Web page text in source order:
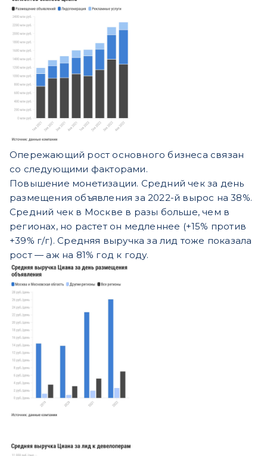
Опережающий рост основного бизнеса связан
со следующими факторами.
Повышение монетизации. Средний чек за день
размещения объявления за 2022-й вырос на 38%.
Средний чек в Москве в разы больше, чем в
регионах, но растет он медленнее (+15% против
+39% г/г). Средняя выручка за лид тоже показала
рост — аж на 81% год к году.